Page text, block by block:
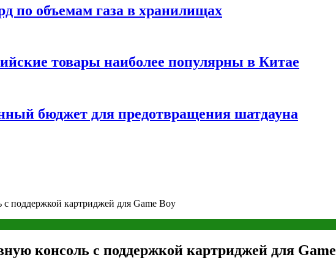
по объемам газа в хранилищах
товары наиболее популярны в Китае
бюджет для предотвращения шатдауна
поддержкой картриджей для Game Boy
консоль с поддержкой картриджей для